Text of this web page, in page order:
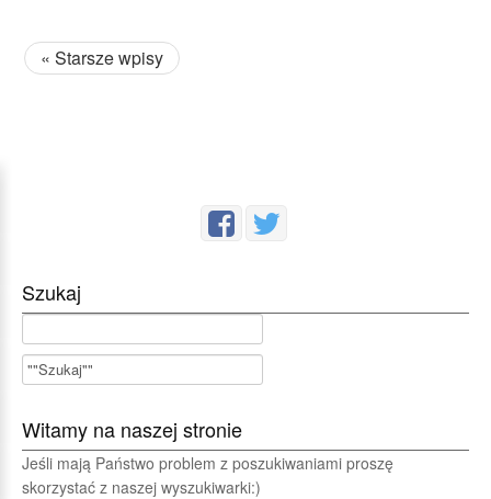
« Starsze wpisy
Szukaj
Witamy na naszej stronie
Jeśli mają Państwo problem z poszukiwaniami proszę
skorzystać z naszej wyszukiwarki:)